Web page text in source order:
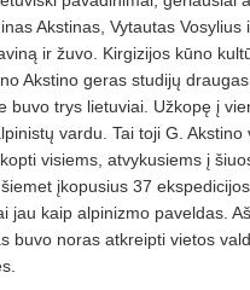
Akstinas, Vytautas
ir žuvo. Kirgizijos kūno
Akstino geras studijų
buvo trys lietuviai. Užkopę į
vardu. Tai toji G.
visiems, atvykusiems į
įkopusius 37
jau kaip alpinizmo paveldas.
buvo noras atkreipti vietos